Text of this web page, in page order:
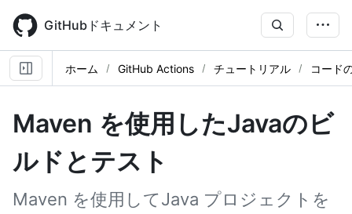
main
content
GitHubドキュメント
ホーム GitHub Actions チュートリアル コード
Maven を使用したJavaのビ
ルドとテスト
Maven を使用してJava プロジェクトを